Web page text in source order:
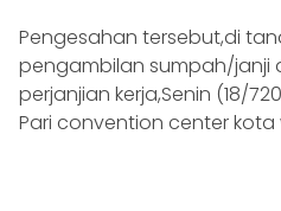
Pengesahan tersebut,di
pengambilan sumpah/
perjanjian kerja,Senin (18/
Pari convention center kota